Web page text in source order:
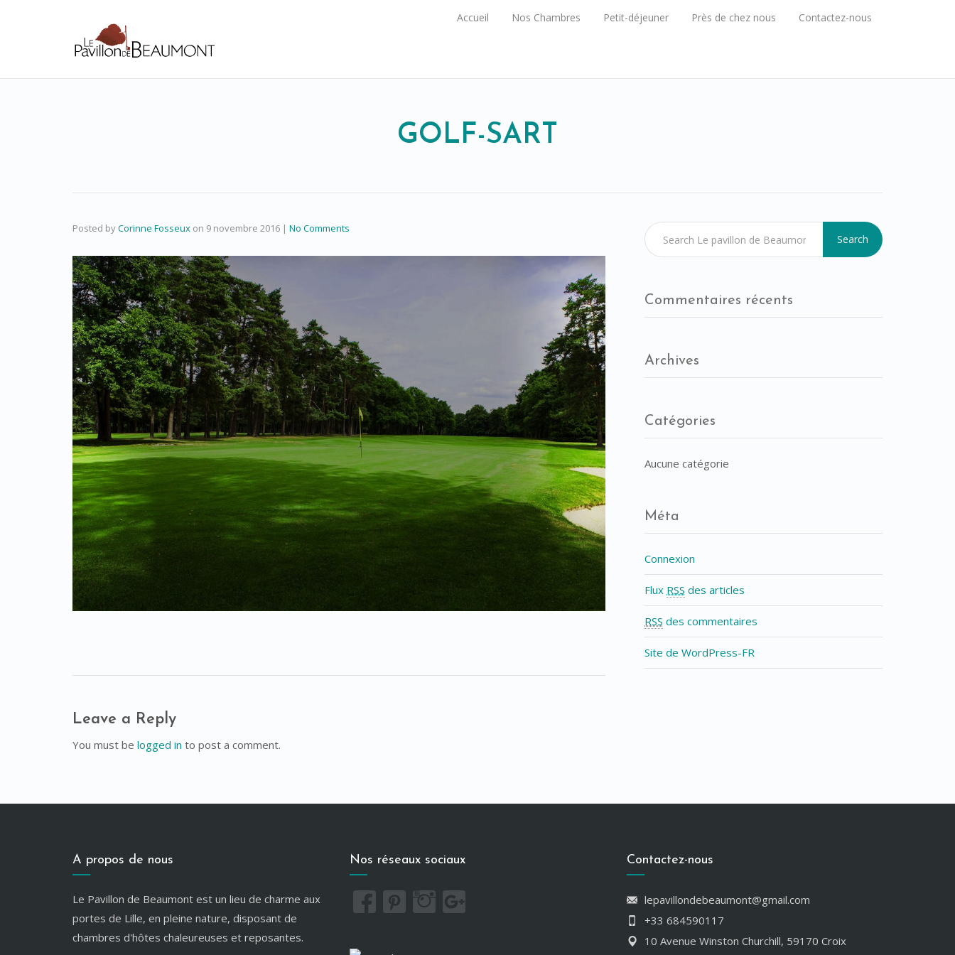
Accueil Nos Chambres Petit-déjeuner Près de chez nous Contactez-nous
GOLF-SART
Posted byCorinne Fosseux on 9 novembre 2016 | No Comments
Leave a Reply
You must be logged in to post a comment.
Search
Commentaires récents
Archives
Catégories
Aucune catégorie
Méta
Connexion
Flux RSS des articles
RSS des commentaires
Site de WordPress-FR
A propos de nous
Le Pavillon de Beaumont est un lieu de charme aux
portes de Lille, en pleine nature, disposant de
chambres d'hôtes chaleureuses et reposantes.
Nos réseaux sociaux Contactez-nous
lepavillondebeaumont@gmail.com
+33 684590117
10 Avenue Winston Churchill, 59170 Croix